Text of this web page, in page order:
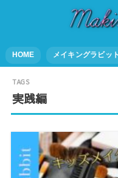
HOME メイキングラビッ
実践編